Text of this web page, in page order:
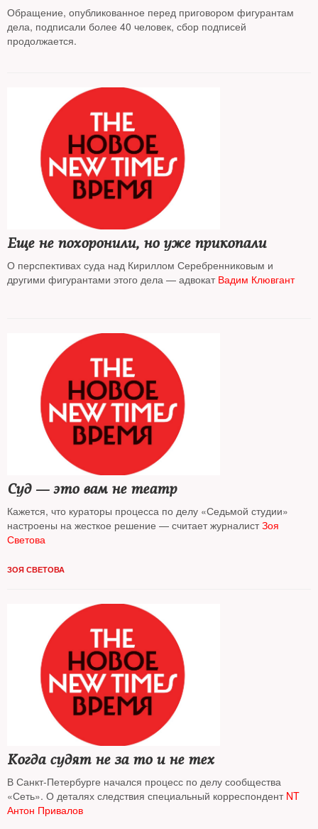
Обращение, опубликованное перед приговором фигурантам
дела, подписали более 40 человек, сбор подписей
продолжается.
Еще не похоронили, но уже прикопали
О перспективах суда над Кириллом Серебренниковым и
другими фигурантами этого дела — адвокат Вадим Клювгант
Суд — это вам не театр
Кажется, что кураторы процесса по делу «Седьмой студии»
настроены на жесткое решение — считает журналистЗоя
Светова
ЗОЯ СВЕТОВА
Когда судят не за то и не тех
В Санкт-Петербурге начался процесс по делу сообщества
«Сеть». О деталях следствия специальный корреспондент NT
Антон Привалов